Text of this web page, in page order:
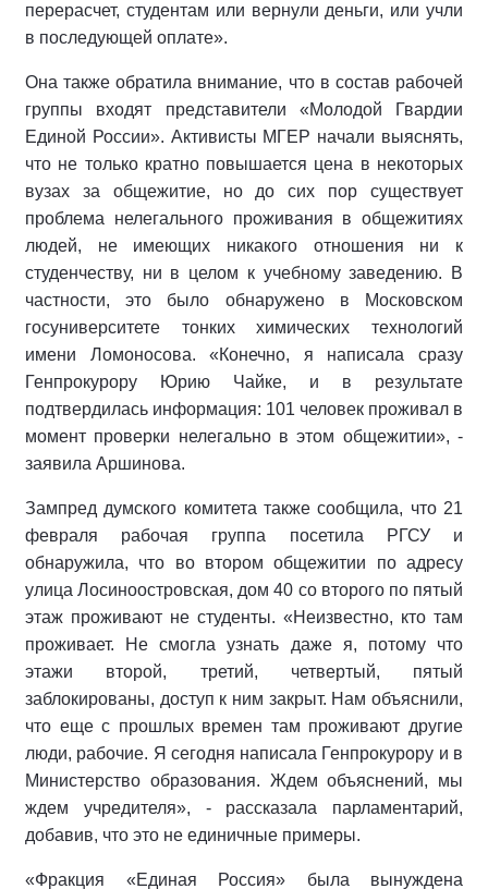
перерасчет, студентам или вернули деньги, или учли
в последующей оплате».
Она также обратила внимание, что в состав рабочей
группы входят представители «Молодой Гвардии
Единой России». Активисты МГЕР начали выяснять,
что не только кратно повышается цена в некоторых
вузах за общежитие, но до сих пор существует
проблема нелегального проживания в общежитиях
людей, не имеющих никакого отношения ни к
студенчеству, ни в целом к учебному заведению. В
частности, это было обнаружено в Московском
госуниверситете тонких химических технологий
имени Ломоносова. «Конечно, я написала сразу
Генпрокурору Юрию Чайке, и в результате
подтвердилась информация: 101 человек проживал в
момент проверки нелегально в этом общежитии», -
заявила Аршинова.
Зампред думского комитета также сообщила, что 21
февраля рабочая группа посетила РГСУ и
обнаружила, что во втором общежитии по адресу
улица Лосиноостровская, дом 40 со второго по пятый
этаж проживают не студенты. «Неизвестно, кто там
проживает. Не смогла узнать даже я, потому что
этажи второй, третий, четвертый, пятый
заблокированы, доступ к ним закрыт. Нам объяснили,
что еще с прошлых времен там проживают другие
люди, рабочие. Я сегодня написала Генпрокурору и в
Министерство образования. Ждем объяснений, мы
ждем учредителя», - рассказала парламентарий,
добавив, что это не единичные примеры.
«Фракция «Единая Россия» была вынуждена